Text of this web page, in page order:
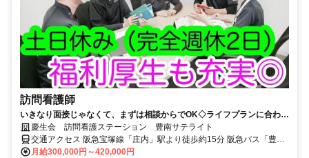
訪問看護師
いきなり面接じゃなくて、まずは相談からでOK◇ライフプランに合わせ
た勤務可能◎スタッフの働き方を応援
慶生会 訪問看護ステーション 豊南サテライト
交通アクセス 阪急宝塚線「庄内」駅より徒歩約15分 阪急バス「豊南
町西三丁目」より徒歩約2分 北大阪急行電鉄 「江坂駅」より車で11
月給300,000円～420,000円